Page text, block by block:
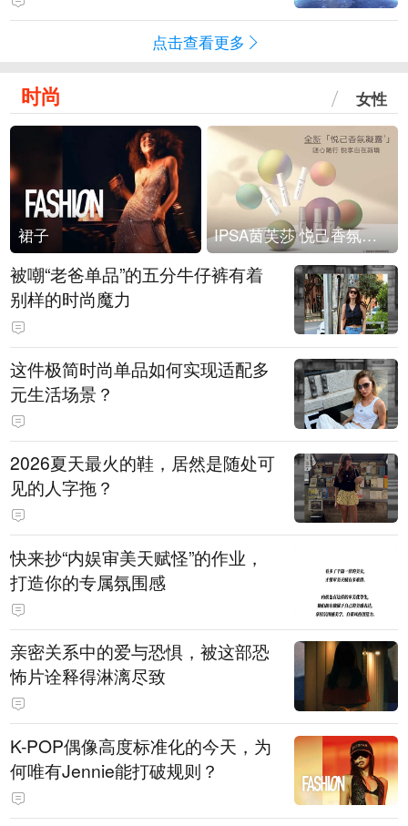
点击查看更多
时尚 女性
裙子 IPSA茵芙莎 悦己香氛凝露上市
被嘲“老爸单品”的五分牛仔裤有着
别样的时尚魔力
这件极简时尚单品如何实现适配多
元生活场景？
2026夏天最火的鞋，居然是随处可
见的人字拖？
快来抄“内娱审美天赋怪”的作业，
打造你的专属氛围感
亲密关系中的爱与恐惧，被这部恐
怖片诠释得淋漓尽致
K-POP偶像高度标准化的今天，为
何唯有Jennie能打破规则？